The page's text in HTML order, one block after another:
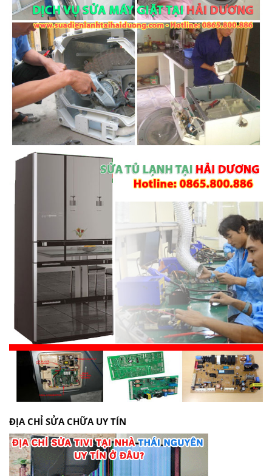
ĐỊA CHỈ SỬA CHỮA UY TÍN